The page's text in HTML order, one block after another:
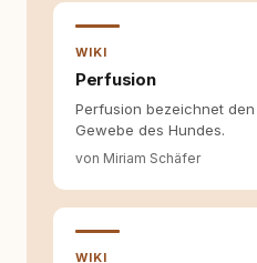
Fragen stehen
fundiert und für
allein nicht
entstehen dort, wo
Selbstreflexion und
WIKI
Perfusion
Perfusion bezeichnet
Gewebe des Hundes.
von Miriam Schäfer
WIKI